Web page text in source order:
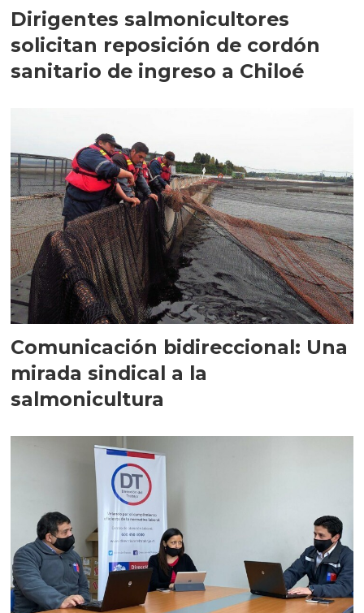
Dirigentes salmonicultores
solicitan reposición de cordón
sanitario de ingreso a Chiloé
Comunicación bidireccional: Una
mirada sindical a la
salmonicultura